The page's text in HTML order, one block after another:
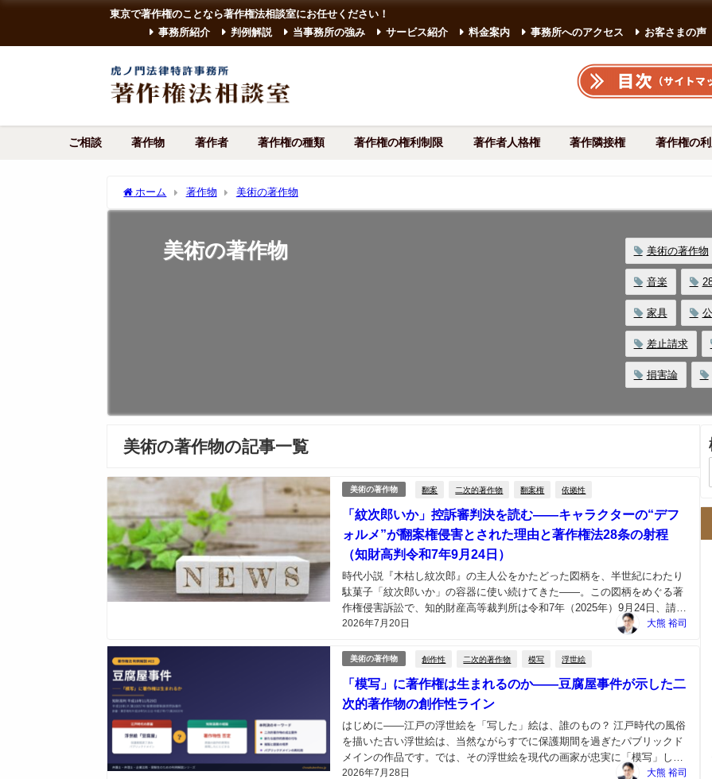
東京で著作権のことなら著作権法相談室にお任せください！
事務所紹介
判例解説 当事務所の強み サービス紹介 料金案内 事務所へのアクセス お客さまの声
ご相談 著作物 著作者 著作権の種類 著作権の権利制限 著作者人格権 著作隣接権 著作権の利
ホーム 著作物 美術の著作物
美術の著作物 美術の著作物
音楽
家具
差止請求
損害論
美術の著作物の記事一覧
美術の著作物 翻案 二次的著作物 翻案権 依拠性
「紋次郎いか」控訴審判決を読む――キャラクターの“デフ
ォルメ”が翻案権侵害とされた理由と著作権法28条の射程
（知財高判令和7年9月24日）
2026年7月20日
時代小説『木枯し紋次郎』の主人公をかたどった図柄を、半世紀にわたり
駄菓子「紋次郎いか」の容器に使い続けてきた――。この図柄をめぐる著
作権侵害訴訟で、知的財産高等裁判所は令和7年（2025年）9月24日、請求
を棄却した一審判決を覆し、メーカーに約5,600万円の支払いと商品の製
大熊 裕司
美術の著作物 創作性 二次的著作物 模写 浮世絵
「模写」に著作権は生まれるのか――豆腐屋事件が示した二
次的著作物の創作性ライン
2026年7月28日
はじめに――江戸の浮世絵を「写した」絵は、誰のもの？ 江戸時代の風俗
を描いた古い浮世絵は、当然ながらすでに保護期間を過ぎたパブリックド
メインの作品です。では、その浮世絵を現代の画家が忠実に「模写」した
場合、その模写絵は新しい著作物として保護されるのでしょうか。たとえ
大熊 裕司